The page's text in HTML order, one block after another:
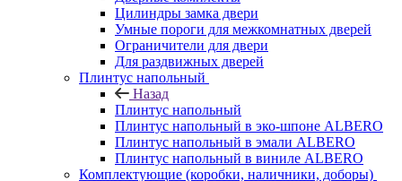
Цилиндры замка двери
Умные пороги для межкомнатных дверей
Ограничители для двери
Для раздвижных дверей
Плинтус напольный
Назад
Плинтус напольный
Плинтус напольный в эко-шпоне ALBERO
Плинтус напольный в эмали ALBERO
Плинтус напольный в виниле ALBERO
Комплектующие (коробки, наличники, доборы)